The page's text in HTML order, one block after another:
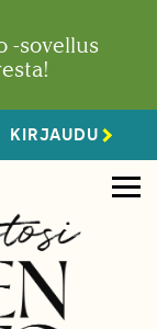
-sovellus
KIRJAUDU